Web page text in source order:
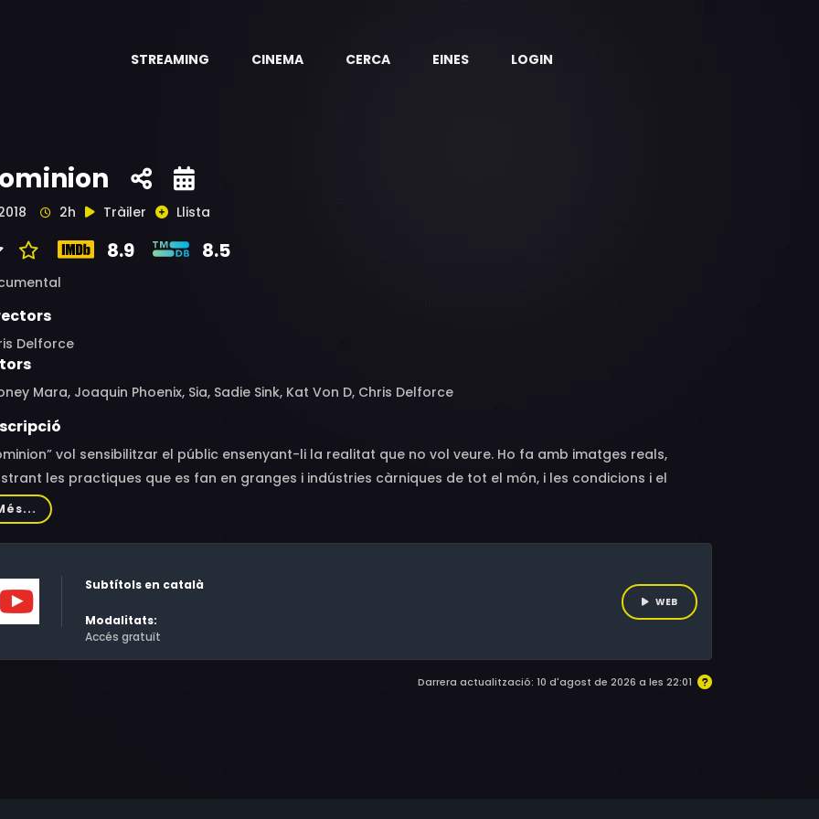
STREAMING CINEMA CERCA EINES LOGIN
2h Tràiler Llista
8.9 8.5
Delforce
Mara, Joaquin Phoenix, Sia, Sadie Sink, Kat Von D, Chris Delforce
vol sensibilitzar el públic ensenyant-li la realitat que no vol veure. Ho fa amb imatges reals,
les practiques que es fan en granges i indústries càrniques de tot el món, i les condicions i el
al qual estan sotmesos els animals. El documental ressalta 6 de diferents tipologies d’explotació
alimentació, entreteniment, moda, investigació científica, vida salvatge i mascotes.
Subtítols en català
Modalitats:
Accés gratuït
WEB
Darrera actualització: 10 d'agost de 2026 a les 22:01